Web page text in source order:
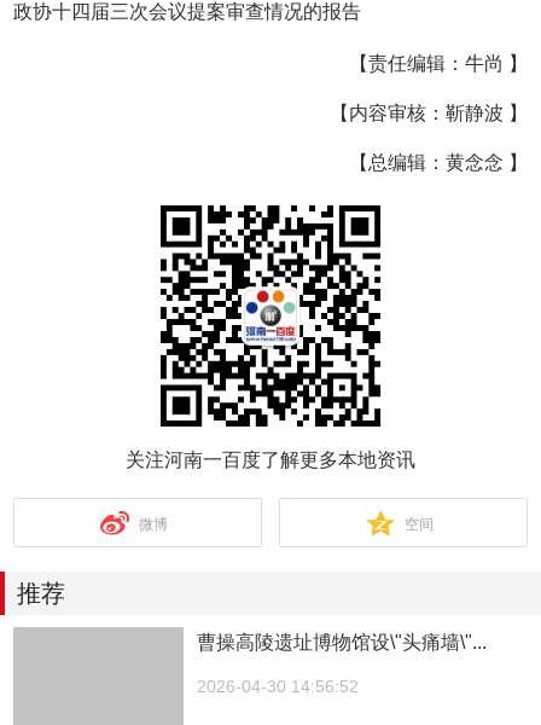
政协十四届三次会议提案审查情况的报告
【责任编辑：牛尚 】
【内容审核：靳静波 】
【总编辑：黄念念 】
关注河南一百度了解更多本地资讯
微博 空间
推荐
曹操高陵遗址博物馆设\"头痛墙\"...
2026-04-30 14:56:52